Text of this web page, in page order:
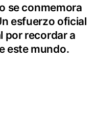
se conmemora
esfuerzo oficial
por recordar a
este mundo.